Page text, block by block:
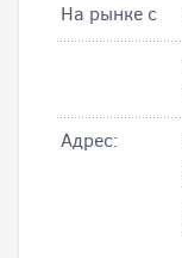
На рынке с
Адрес: